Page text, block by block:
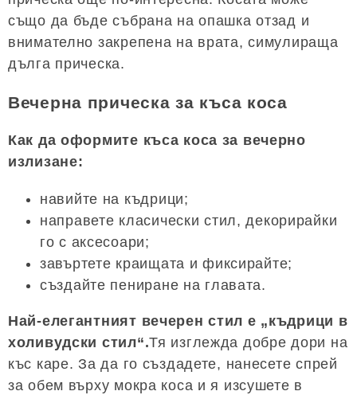
също да бъде събрана на опашка отзад и
внимателно закрепена на врата, симулираща
дълга прическа.
Вечерна прическа за къса коса
Как да оформите къса коса за вечерно
излизане:
навийте на къдрици;
направете класически стил, декорирайки
го с аксесоари;
завъртете краищата и фиксирайте;
създайте пениране на главата.
Най-елегантният вечерен стил е „къдрици в
холивудски стил“.Тя изглежда добре дори на
къс каре. За да го създадете, нанесете спрей
за обем върху мокра коса и я изсушете в